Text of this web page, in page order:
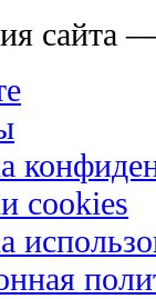
сайта
cookies